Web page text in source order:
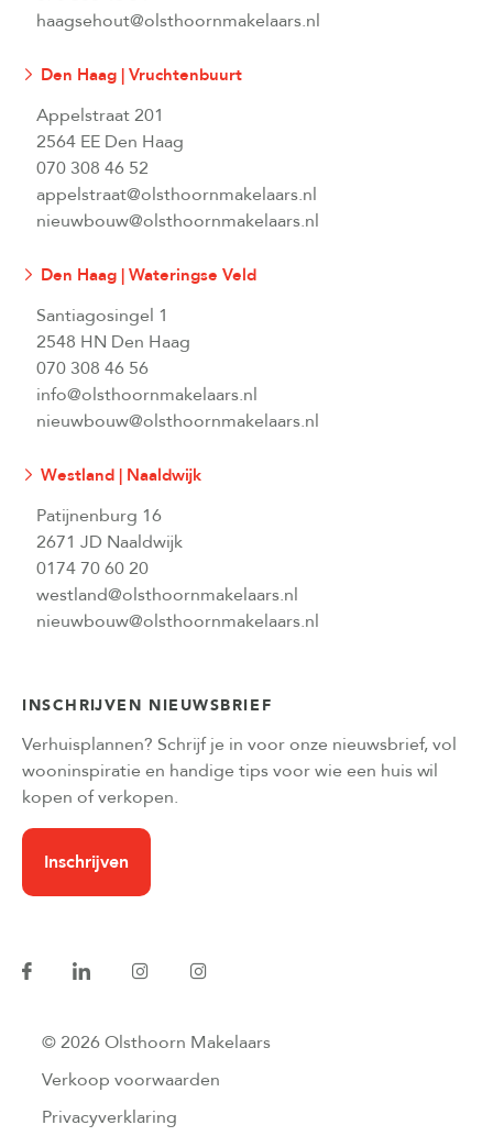
haagsehout@olsthoornmakelaars.nl
Den Haag | Vruchtenbuurt
Appelstraat 201
2564 EE Den Haag
070 308 46 52
appelstraat@olsthoornmakelaars.nl
nieuwbouw@olsthoornmakelaars.nl
Den Haag | Wateringse Veld
Santiagosingel 1
2548 HN Den Haag
070 308 46 56
info@olsthoornmakelaars.nl
nieuwbouw@olsthoornmakelaars.nl
Westland | Naaldwijk
Patijnenburg 16
2671 JD Naaldwijk
0174 70 60 20
westland@olsthoornmakelaars.nl
nieuwbouw@olsthoornmakelaars.nl
INSCHRIJVEN NIEUWSBRIEF
Verhuisplannen? Schrijf je in voor onze nieuwsbrief, vol
wooninspiratie en handige tips voor wie een huis wil
kopen of verkopen.
Inschrijven
© 2026 Olsthoorn Makelaars
Verkoop voorwaarden
Privacyverklaring